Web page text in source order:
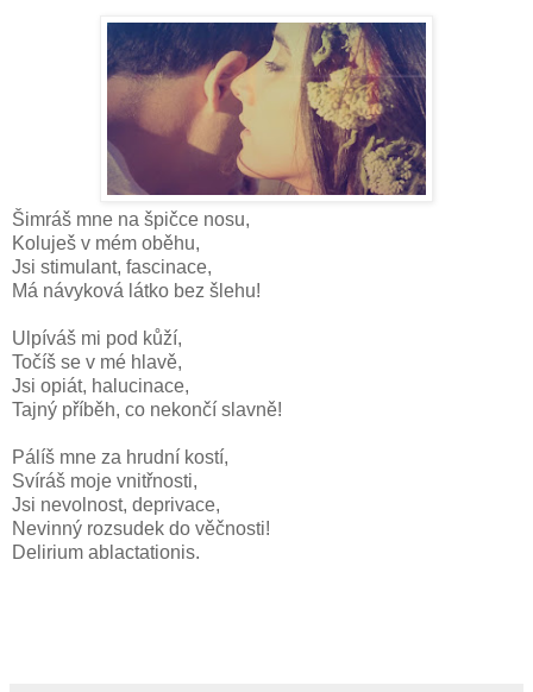
Šimráš mne na špičce nosu,
Koluješ v mém oběhu,
Jsi stimulant, fascinace,
Má návyková látko bez šlehu!
Ulpíváš mi pod kůží,
Točíš se v mé hlavě,
Jsi opiát, halucinace,
Tajný příběh, co nekončí slavně!
Pálíš mne za hrudní kostí,
Svíráš moje vnitřnosti,
Jsi nevolnost, deprivace,
Nevinný rozsudek do věčnosti!
Delirium ablactationis.